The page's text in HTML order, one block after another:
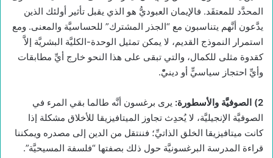
المحدَّد للمعتقَد. فالإيمان العبوديُّ هو الذي يقبل تأثير أولئك الذين
يدَّعون أنَّهم يتناسبون مع “الجذر المشترك” للحساسيَّة والمعنى. ومع
استمرار النموذج القديم، لا يمكن تمثيل الوحدة-الكليَّة البشريَّة إلاَّ
كقدوة مثلى للكمال، والتي تبقى على هذا النحو خارج أيِّ مطابقات
وأيِّ احتجاز سياسيٍّ أو دينيّْ.
2) الصوفيَّة والأسطورة:
يرى برغسون أنَّه طالما بقي المرء في
الصوفيَّة الإنجيليَّة، لا يُحدِث تجاوز الميتافيزيقا للأخلاق مشكلة إذا
كانت ميتافيزيقا الخلق الذاتيِّ؛ فننتقل من الدين إلى مصدره ويمكننا
قراءة المدرسة البرغسونيَّة حول ذلك بصفتها “فلسفة المسيحيَّة”.